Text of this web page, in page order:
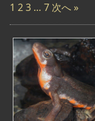
1 23 … 7 次へ »